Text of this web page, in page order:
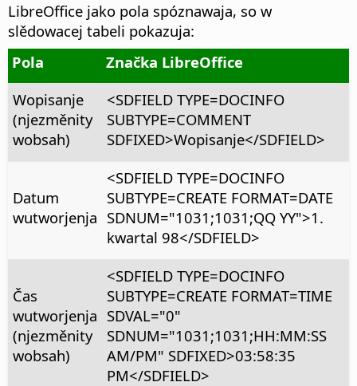
LibreOffice jako pola spóznawaja, so w
slědowacej tabeli pokazuja:
Pola
Značka LibreOffice
Wopisanje
(njezměnity
wobsah)
<SDFIELD TYPE=DOCINFO
SUBTYPE=COMMENT
SDFIXED>Wopisanje</SDFIELD>
Datum
wutworjenja
<SDFIELD TYPE=DOCINFO
SUBTYPE=CREATE FORMAT=DATE
SDNUM="1031;1031;QQ YY">1.
kwartal 98</SDFIELD>
Čas
wutworjenja
(njezměnity
wobsah)
<SDFIELD TYPE=DOCINFO
SUBTYPE=CREATE FORMAT=TIME
SDVAL="0"
SDNUM="1031;1031;HH:MM:SS
AM/PM" SDFIXED>03:58:35
PM</SDFIELD>